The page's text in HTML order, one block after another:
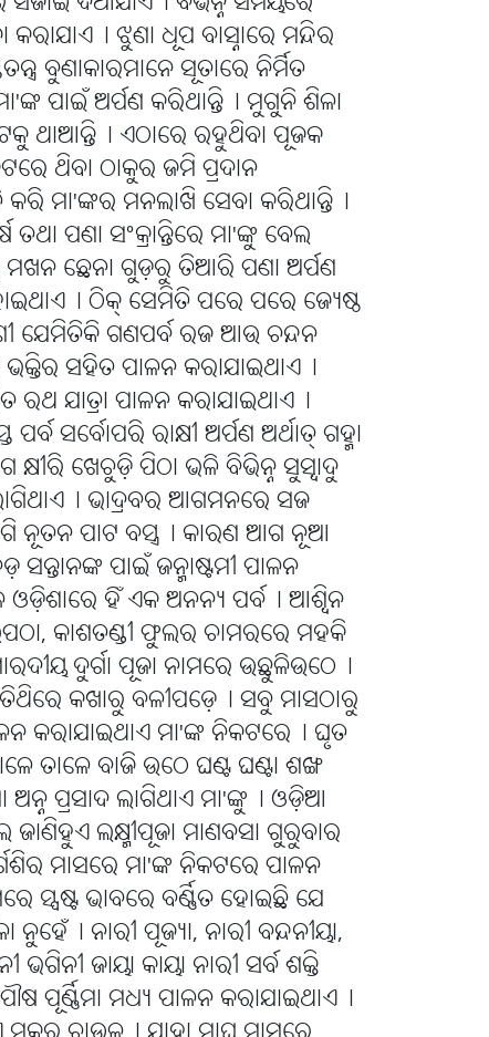
ଝୁଣା ଧୂପ ବାସ୍ନାରେ ମନ୍ଦିର
ବୁଣାକାରମାନେ ସୂତାରେ ନିର୍ମିତ
ପାଇଁ ଅର୍ପଣ କରିଥାନ୍ତି୤ ମୁଗୁନି ଶିଳା
ଥାଆନ୍ତି୤ ଏଠାରେ ରହୁଥିବା ପୂଜକ
ଥିବା ଠାକୁର ଜମି ପ୍ରଦାନ
ମା'ଙ୍କର ମନଲାଖି ସେବା କରିଥାନ୍ତି୤
ପଣା ସଂକ୍ରାନ୍ତିରେ ମା'ଙ୍କୁ ବେଲ
ଛେନା ଗୁଡ଼ରୁ ତିଆରି ପଣା ଅର୍ପଣ
ଠିକ୍ ସେମିତି ପରେ ପରେ ଜ୍ୟେଷ୍ଠ
ଯେମିତିକି ଗଣପର୍ବ ରଜ ଆଉ ଚନ୍ଦନ
ଭକ୍ତିର ସହିତ ପାଳନ କରାଯାଇଥାଏ୤
ଯାତ୍ରା ପାଳନ କରାଯାଇଥାଏ୤
ସର୍ବୋପରି ରାକ୍ଷୀ ଅର୍ପଣ ଅର୍ଥାତ୍ ଗହ୍ମା
କ୍ଷୀରି ଖେଚୁଡ଼ି ପିଠା ଭଳି ବିଭିନ୍ନ ସୁସ୍ୱାଦୁ
ଭାଦ୍ରବର ଆଗମନରେ ସଜ
ନୂତନ ପାଟ ବସ୍ତ୍ର୤ କାରଣ ଆଗ ନୂଆ
ପାଇଁ ଜନ୍ମାଷ୍ଟମୀ ପାଳନ
ଓଡ଼ିଶାରେ ହିଁ ଏକ ଅନନ୍ୟ ପର୍ବ୤ ଆଶ୍ୱିନ
କାଶତଣ୍ଡୀ ଫୁଲର ଚାମରରେ ମହକି
ଦୁର୍ଗା ପୂଜା ନାମରେ ଉଛୁଳିଉଠେ୤
ତିଥିରେ କଖାରୁ ବଳୀପଡ଼େ୤ ସବୁ ମାସଠାରୁ
କରାଯାଇଥାଏ ମା'ଙ୍କ ନିକଟରେ୤ ଘୃତ
ତାଳେ ବାଜି ଉଠେ ଘଣ୍ଟ ଘଣ୍ଟା ଶଙ୍ଖ
ପ୍ରସାଦ ଲାଗିଥାଏ ମା'ଙ୍କୁ୤ ଓଡ଼ିଆ
ଲକ୍ଷ୍ମୀପୂଜା ମାଣବସା ଗୁରୁବାର
ମାସରେ ମା'ଙ୍କ ନିକଟରେ ପାଳନ
ସ୍ପଷ୍ଟ ଭାବରେ ବର୍ଣ୍ଣିତ ହୋଇଛି ଯେ
ନୁହେଁ୤ ନାରୀ ପୂଜ୍ୟା, ନାରୀ ବନ୍ଦନୀୟା,
ଭଗିନୀ ଜାୟା କାୟା ନାରୀ ସର୍ବ ଶକ୍ତି
ପୂର୍ଣ୍ଣିମା ମଧ୍ୟ ପାଳନ କରାଯାଇଥାଏ୤